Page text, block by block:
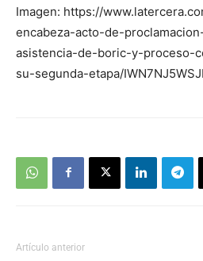
Imagen: https://
encabeza-acto-de-
asistencia-de-boric-y-proceso-
su-segunda-etapa/
Artículo anterior